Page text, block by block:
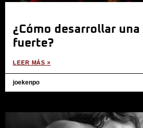
¿Cómo desarrollar una
fuerte?
LEER MÁS »
joekenpo